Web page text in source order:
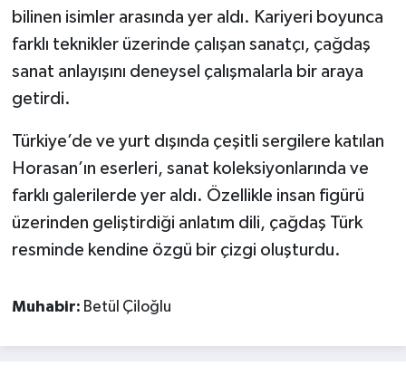
bilinen isimler arasında yer aldı. Kariyeri boyunca
farklı teknikler üzerinde çalışan sanatçı, çağdaş
sanat anlayışını deneysel çalışmalarla bir araya
getirdi.
Türkiye’de ve yurt dışında çeşitli sergilere katılan
Horasan’ın eserleri, sanat koleksiyonlarında ve
farklı galerilerde yer aldı. Özellikle insan figürü
üzerinden geliştirdiği anlatım dili, çağdaş Türk
resminde kendine özgü bir çizgi oluşturdu.
Muhabir: Betül Çiloğlu